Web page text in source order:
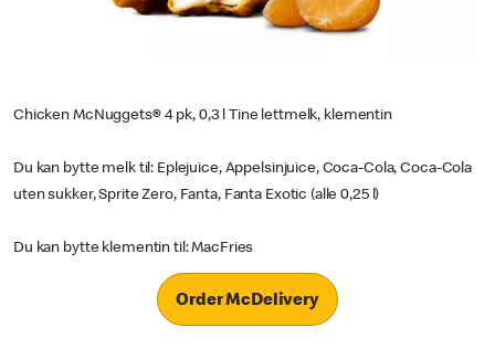
Chicken McNuggets®4 pk, 0,3 l Tine lettmelk, klementin
Du kan bytte melk til: Eplejuice, Appelsinjuice, Coca-Cola, Coca-Cola
uten sukker, Sprite Zero, Fanta, Fanta Exotic (alle 0,25 l)
Du kan bytte klementin til: MacFries
Order McDelivery